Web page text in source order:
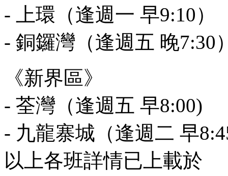
- 上環（逢週一 早9:10）
- 銅鑼灣（逢週五 晚7:30
《新界區》
- 荃灣（逢週五 早8:00)
- 九龍寨城（逢週二 早
以上各班詳情已上載於